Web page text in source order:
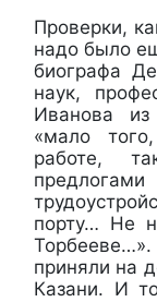
Проверки,
надо было
биографа
наук,
Иванова
«мало
работе,
порту… Не
приняли на
Казани. И